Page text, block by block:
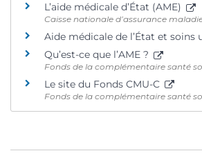
L’aide médicale d’État (AME)
Caisse nationale d’assurance
Aide médicale de l’État et soins
Qu’est-ce que l’AME ?
Fonds de la complémentaire santé
Le site du Fonds CMU-C
Fonds de la complémentaire santé